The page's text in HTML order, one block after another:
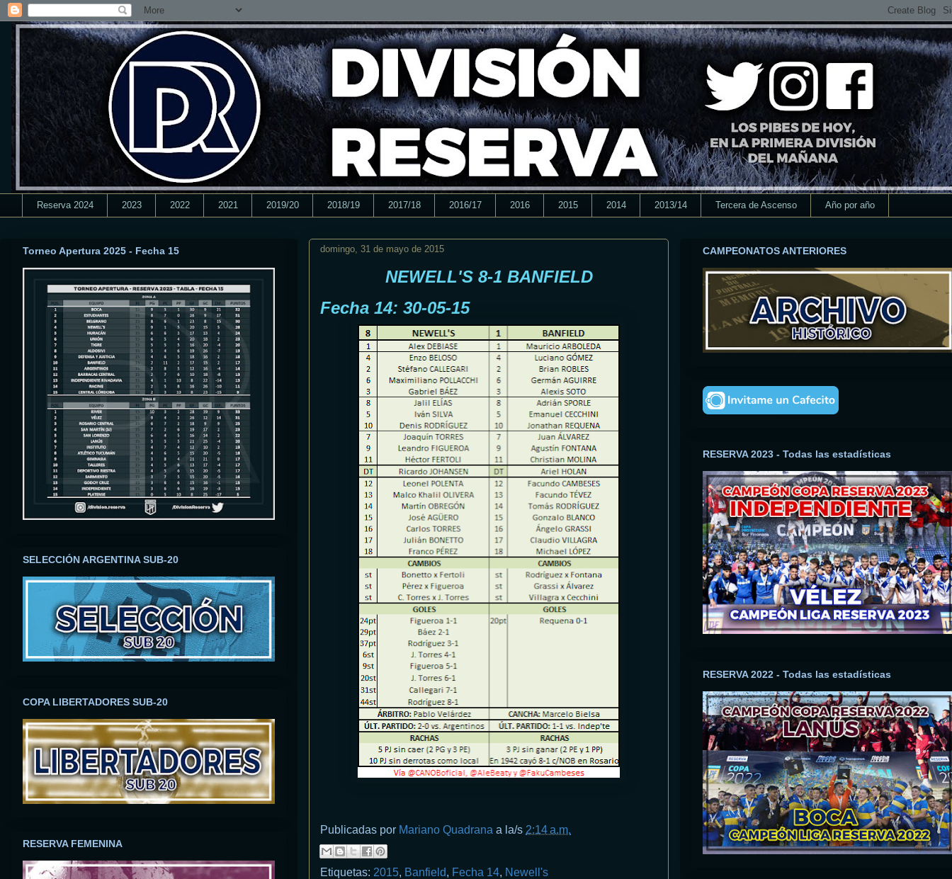
Reserva 2024 2023 2022 2021 2019/20 2018/19 2017/18 2016/17 2016 2015 2014 2013/14 Tercera de Ascenso Año por año
domingo, 31 de mayo de 2015
NEWELL'S 8-1 BANFIELD
Fecha 14: 30-05-15
Publicadas por Mariano Quadrana a la/s 2:14 a.m.
Etiquetas: 2015, Banfield, Fecha 14, Newell's
Torneo Apertura 2025 - Fecha 15
SELECCIÓN ARGENTINA SUB-20
COPA LIBERTADORES SUB-20
RESERVA FEMENINA
CAMPEONATOS ANTERIORES
RESERVA 2023 - Todas las estadísticas
RESERVA 2022 - Todas las estadísticas